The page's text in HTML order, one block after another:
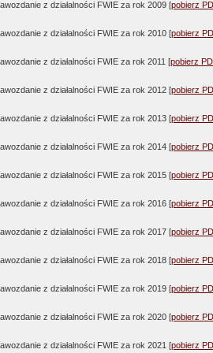
z działalności FWIE za rok 2009 [pobierz
z działalności FWIE za rok 2010 [pobierz
z działalności FWIE za rok 2011 [pobierz
z działalności FWIE za rok 2012 [pobierz
z działalności FWIE za rok 2013 [pobierz
z działalności FWIE za rok 2014 [pobierz
z działalności FWIE za rok 2015 [pobierz
z działalności FWIE za rok 2016 [pobierz
z działalności FWIE za rok 2017 [pobierz
z działalności FWIE za rok 2018 [pobierz
z działalności FWIE za rok 2019 [pobierz
z działalności FWIE za rok 2020 [pobierz
z działalności FWIE za rok 2021 [pobierz